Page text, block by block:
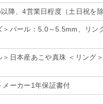
降、4営業日程度（土日祝を
＞パール：5.0～5.5mm、リン
＞日本産あこや真珠 ＜リング
メーカー1年保証書付